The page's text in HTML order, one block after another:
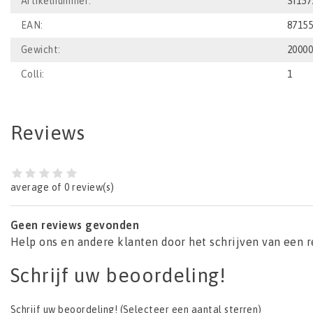
EAN:
Gewicht:
Colli: 1
Reviews
average of 0 review(s)
Geen reviews gevonden
Help ons en andere klanten door het schrijven van een
Schrijf uw beoordeling!
Schrijf uw beoordeling! (Selecteer een aantal sterren)